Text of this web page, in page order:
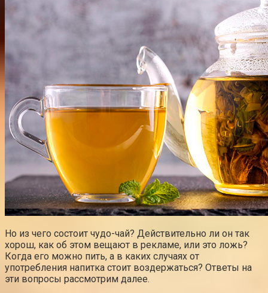
Но из чего состоит чудо-чай? Действительно ли он так
хорош, как об этом вещают в рекламе, или это ложь?
Когда его можно пить, а в каких случаях от
употребления напитка стоит воздержаться? Ответы на
эти вопросы рассмотрим далее.